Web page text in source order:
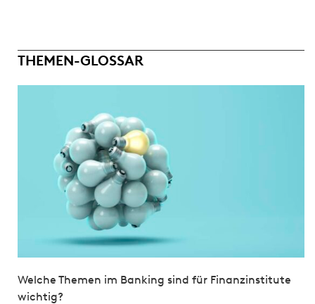
THEMEN-GLOSSAR
Welche Themen im Banking sind für Finanzinstitute
wichtig?